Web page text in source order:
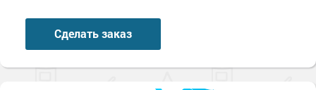
Сделать заказ